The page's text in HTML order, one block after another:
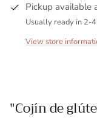
Pickup available
Usually ready in 2-
View store
"Cojín de